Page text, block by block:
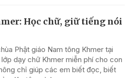
Học chữ, giữ tiếng nói
Phật giáo Nam tông Khmer tại
dạy chữ Khmer miễn phí cho con
chỉ giúp các em biết đọc, biết